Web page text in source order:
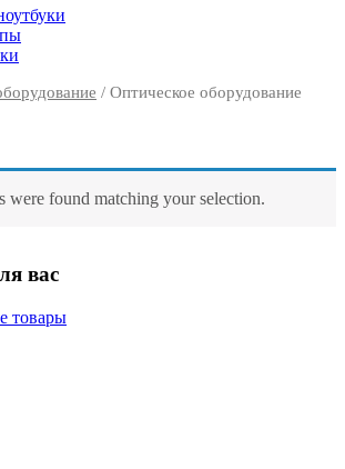
/ Оптическое оборудование
were found matching your selection.
вас
товары